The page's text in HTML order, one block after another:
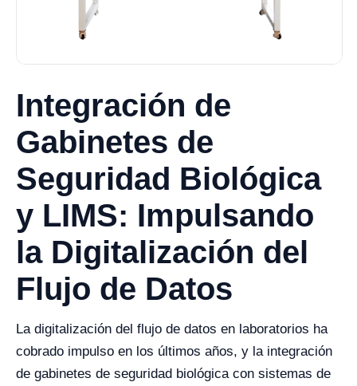
Integración de
Gabinetes de
Seguridad Biológica
y LIMS: Impulsando
la Digitalización del
Flujo de Datos
La digitalización del flujo de datos en laboratorios ha
cobrado impulso en los últimos años, y la integración
de gabinetes de seguridad biológica con sistemas de